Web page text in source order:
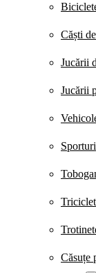
Căști
Jucării
Jucării
Sporturi
Căsuțe